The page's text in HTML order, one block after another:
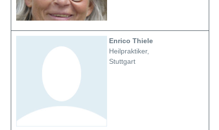
Enrico Thiele
Heilpraktiker,
Stuttgart